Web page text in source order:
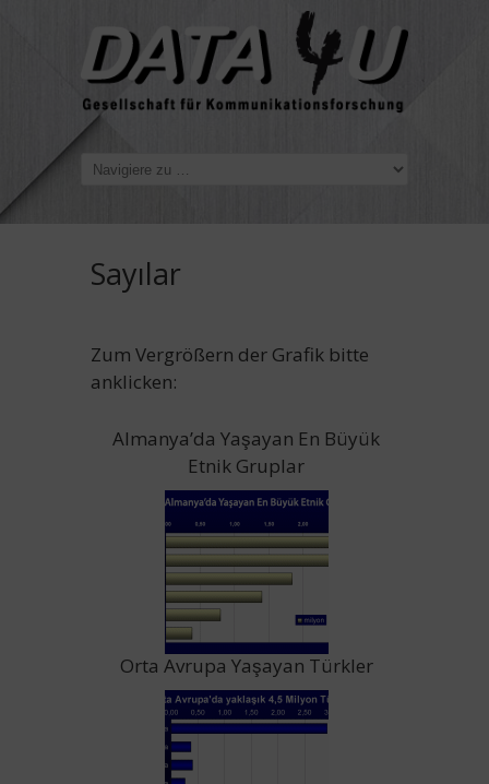
Sayılar
Zum Vergrößern der Grafik bitte
anklicken:
Almanya’da Yaşayan En Büyük
Etnik Gruplar
Orta Avrupa Yaşayan Türkler